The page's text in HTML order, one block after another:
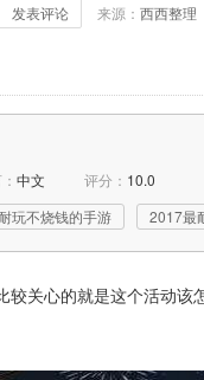
发表评论 来源： 西西整理
0次 评论： 标签： 决战
中文 评分： 10.0
玩不烧钱的手游 2017最
关心的就是这个活动